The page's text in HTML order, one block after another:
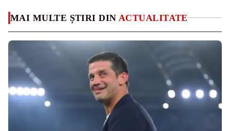
MAI MULTE ȘTIRI DIN ACTUALITATE